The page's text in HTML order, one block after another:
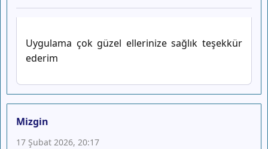
Uygulama çok güzel ellerinize sağlık teşekkür
ederim
Mizgin
17 Şubat 2026, 20:17